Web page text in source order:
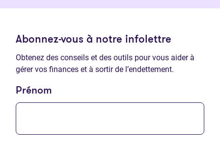
Abonnez-vous à notre infolettre
Obtenez des conseils et des outils pour vous aider à
gérer vos finances et à sortir de l’endettement.
Prénom